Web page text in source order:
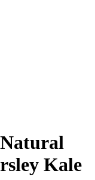
Kale